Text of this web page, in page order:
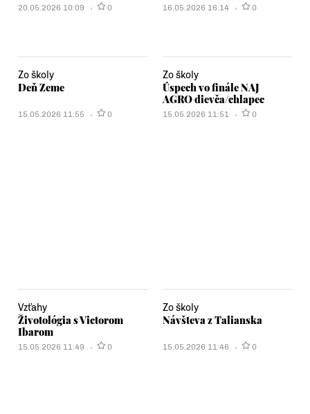
20.05.2026 10:09 0 16.05.2026 16:14 0
Zo školy
Deň Zeme
15.05.2026 11:55 0
Zo školy
Úspech vo finále NAJ
AGRO dievča/chlapec
15.05.2026 11:51 0
Vzťahy
Životológia s Victorom
Ibarom
15.05.2026 11:49 0
Zo školy
Návšteva z Talianska
15.05.2026 11:46 0